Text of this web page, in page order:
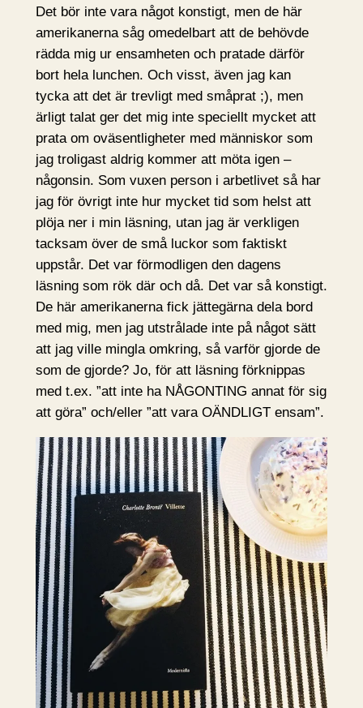
Det bör inte vara något konstigt, men de här
amerikanerna såg omedelbart att de behövde
rädda mig ur ensamheten och pratade därför
bort hela lunchen. Och visst, även jag kan
tycka att det är trevligt med småprat ;), men
ärligt talat ger det mig inte speciellt mycket att
prata om oväsentligheter med människor som
jag troligast aldrig kommer att möta igen –
någonsin. Som vuxen person i arbetlivet så har
jag för övrigt inte hur mycket tid som helst att
plöja ner i min läsning, utan jag är verkligen
tacksam över de små luckor som faktiskt
uppstår. Det var förmodligen den dagens
läsning som rök där och då. Det var så konstigt.
De här amerikanerna fick jättegärna dela bord
med mig, men jag utstrålade inte på något sätt
att jag ville mingla omkring, så varför gjorde de
som de gjorde? Jo, för att läsning förknippas
med t.ex. ”att inte ha NÅGONTING annat för sig
att göra” och/eller ”att vara OÄNDLIGT ensam”.